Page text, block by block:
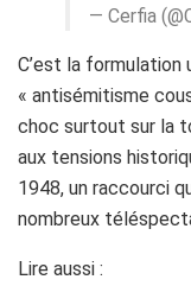
— Cerfia
C’est la formulation
« antisémitisme
choc surtout sur la
aux tensions
1948, un raccourci
nombreux
Lire aussi :